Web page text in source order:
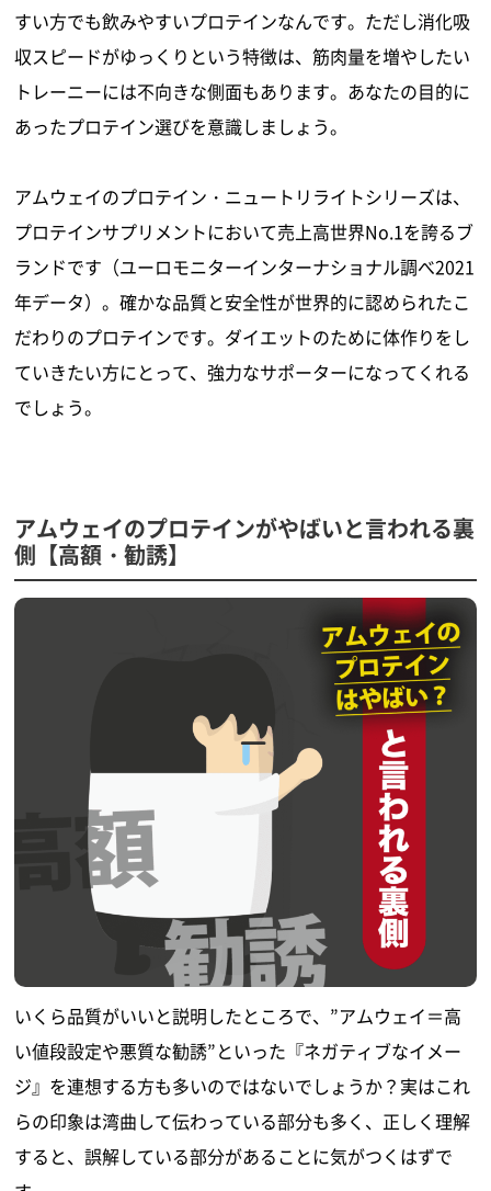
すい方でも飲みやすいプロテインなんです。ただし消化吸
収スピードがゆっくりという特徴は、筋肉量を増やしたい
トレーニーには不向きな側面もあります。あなたの目的に
あったプロテイン選びを意識しましょう。
アムウェイのプロテイン・ニュートリライトシリーズは、
プロテインサプリメントにおいて売上高世界No.1を誇るブ
ランドです（ユーロモニターインターナショナル調べ2021
年データ）。確かな品質と安全性が世界的に認められたこ
だわりのプロテインです。ダイエットのために体作りをし
ていきたい方にとって、強力なサポーターになってくれる
でしょう。
アムウェイのプロテインがやばいと言われる裏
側【高額・勧誘】
いくら品質がいいと説明したところで、”アムウェイ＝高
い値段設定や悪質な勧誘”といった『ネガティブなイメー
ジ』を連想する方も多いのではないでしょうか？実はこれ
らの印象は湾曲して伝わっている部分も多く、正しく理解
すると、誤解している部分があることに気がつくはずで